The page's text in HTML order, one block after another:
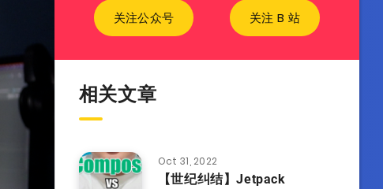
关注公众号 关注 B 站
相关文章
Oct 31, 2022
【世纪纠结】Jetpack